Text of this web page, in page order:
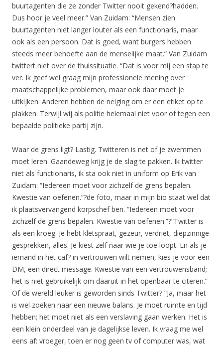
buurtagenten die ze zonder Twitter nooit gekend?hadden.
Dus hoor je veel meer.” Van Zuidam: “Mensen zien
buurtagenten niet langer louter als een functionaris, maar
ook als een persoon. Dat is goed, want burgers hebben
steeds meer behoefte aan de menselijke maat.” Van Zuidam
twittert niet over de thuissituatie. “Dat is voor mij een stap te
ver. Ik geef wel graag mijn professionele mening over
maatschappelijke problemen, maar ook daar moet je
uitkijken. Anderen hebben de neiging om er een etiket op te
plakken. Terwijl wij als politie helemaal niet voor of tegen een
bepaalde politieke partij zijn.
Waar de grens ligt? Lastig. Twitteren is net of je zwemmen
moet leren. Gaandeweg krijg je de slag te pakken. Ik twitter
niet als functionaris, ik sta ook niet in uniform op Erik van
Zuidam: “Iedereen moet voor zichzelf de grens bepalen.
Kwestie van oefenen.”?de foto, maar in mijn bio staat wel dat
ik plaatsvervangend korpschef ben. “Iedereen moet voor
zichzelf de grens bepalen. Kwestie van oefenen.”?”Twitter is
als een kroeg. Je hebt kletspraat, gezeur, verdriet, diepzinnige
gesprekken, alles. Je kiest zelf naar wie je toe loopt. En als je
iemand in het caf? in vertrouwen wilt nemen, kies je voor een
DM, een direct message. Kwestie van een vertrouwensband;
het is niet gebruikelijk om daaruit in het openbaar te citeren.”
Of de wereld leuker is geworden sinds Twitter? “Ja, maar het
is wel zoeken naar een nieuwe balans. Je moet ruimte en tijd
hebben; het moet niet als een verslaving gaan werken. Het is
een klein onderdeel van je dagelijkse leven. Ik vraag me wel
eens af: vroeger, toen er nog geen tv of computer was, wat